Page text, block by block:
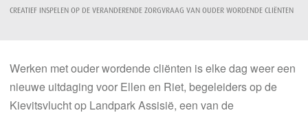
CREATIEF INSPELEN OP DE VERANDERENDE ZORGVRAAG VAN OUDER WORDENDE CLIËNTEN
Werken met ouder wordende cliënten is elke dag weer een
nieuwe uitdaging voor Ellen en Riet, begeleiders op de
Kievitsvlucht op Landpark Assisië, een van de